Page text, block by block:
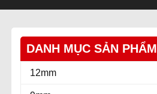
DANH MỤC SẢN PHẨM
12mm